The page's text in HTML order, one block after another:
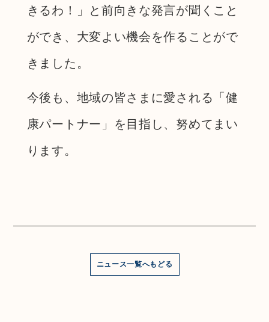
きるわ！」と前向きな発言が聞くこと
ができ、大変よい機会を作ることがで
きました。
今後も、地域の皆さまに愛される「健
康パートナー」を目指し、努めてまい
ります。
ニュース一覧へもどる